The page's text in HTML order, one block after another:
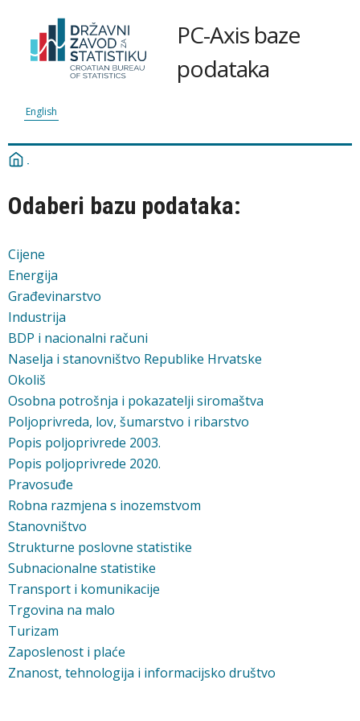
PC-Axis baze
podataka
English
Odaberi bazu podataka:
Cijene
Energija
Građevinarstvo
Industrija
BDP i nacionalni računi
Naselja i stanovništvo Republike Hrvatske
Okoliš
Osobna potrošnja i pokazatelji siromaštva
Poljoprivreda, lov, šumarstvo i ribarstvo
Popis poljoprivrede 2003.
Popis poljoprivrede 2020.
Pravosuđe
Robna razmjena s inozemstvom
Stanovništvo
Strukturne poslovne statistike
Subnacionalne statistike
Transport i komunikacije
Trgovina na malo
Turizam
Zaposlenost i plaće
Znanost, tehnologija i informacijsko društvo